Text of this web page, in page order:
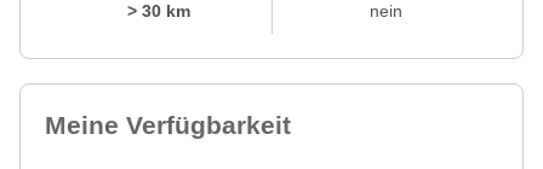
> 30 km nein
Meine Verfügbarkeit